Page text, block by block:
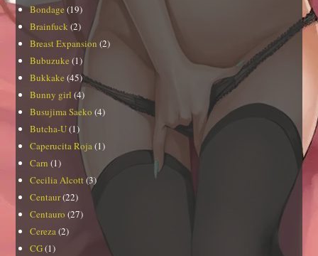
Bondage(19)
Brainfuck (2)
Breast Expansion (2)
Bubuzuke (1)
Bukkake (45)
Bunny girl (4)
Busujima Saeko (4)
Butcha-U(1)
Caperucita Roja(1)
Carn (1)
Cecilia Alcott (3)
Centaur(22)
Centauro (27)
Cereza(2)
CG(1)